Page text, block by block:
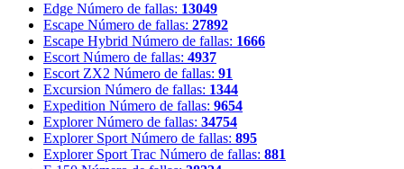
Edge Número de fallas: 13049
Escape Número de fallas: 27892
Escape Hybrid Número de fallas: 1666
Escort Número de fallas: 4937
Escort ZX2 Número de fallas: 91
Excursion Número de fallas: 1344
Expedition Número de fallas: 9654
Explorer Número de fallas: 34754
Explorer Sport Número de fallas: 895
Explorer Sport Trac Número de fallas: 881